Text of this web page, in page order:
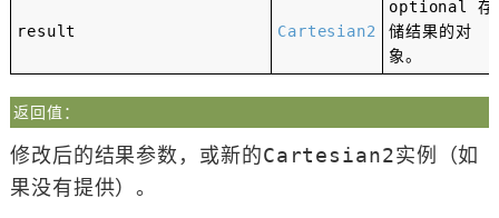
result Cartesian2
optional
存
储结果的对
象。
返回值：
修改后的结果参数，或新的Cartesian2实例（如
果没有提供）。